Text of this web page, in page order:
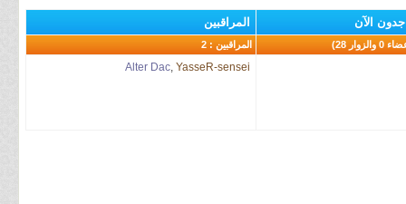
الآن المراقبين
المراقبين : 2
Alter Dac, YasseR-sensei